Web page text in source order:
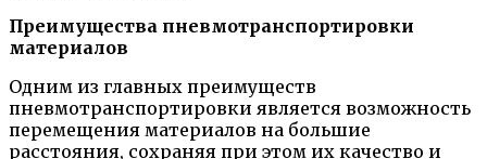
Преимущества пневмотранспортировки
материалов
Одним из главных преимуществ
пневмотранспортировки является возможность
перемещения материалов на большие
расстояния, сохраняя при этом их качество и